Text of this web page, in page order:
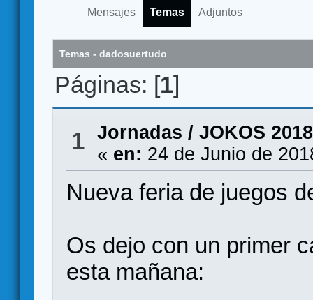
Mensajes Temas Adjuntos
Temas - dadosuertudo
Páginas: [1]
1 Jornadas / JOKOS
« en: 24 de Junio de
Nueva feria de juegos
Os dejo con un primer
esta mañana: